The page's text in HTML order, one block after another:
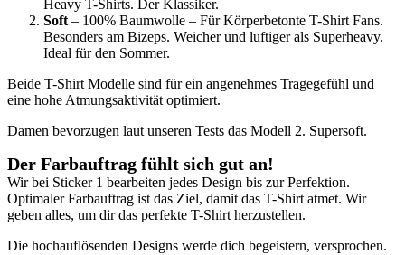
Heavy T-Shirts. Der Klassiker.
Soft – 100% Baumwolle – Für Körperbetonte T-Shirt Fans.
Besonders am Bizeps. Weicher und luftiger als Superheavy.
Ideal für den Sommer.
Beide T-Shirt Modelle sind für ein angenehmes Tragegefühl und
eine hohe Atmungsaktivität optimiert.
Damen bevorzugen laut unseren Tests das Modell 2. Supersoft.
Der Farbauftrag fühlt sich gut an!
Wir bei Sticker 1 bearbeiten jedes Design bis zur Perfektion.
Optimaler Farbauftrag ist das Ziel, damit das T-Shirt atmet. Wir
geben alles, um dir das perfekte T-Shirt herzustellen.
Die hochauflösenden Designs werde dich begeistern, versprochen.